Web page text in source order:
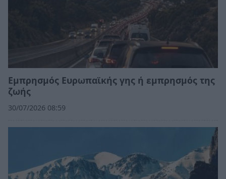
Εμπρησμός Ευρωπαϊκής γης ή εμπρησμός της
ζωής
30/07/2026 08:59